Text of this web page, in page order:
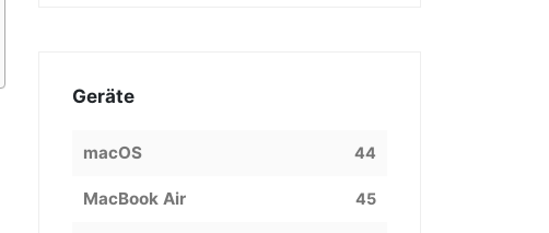
Geräte
macOS 44
MacBook Air 45